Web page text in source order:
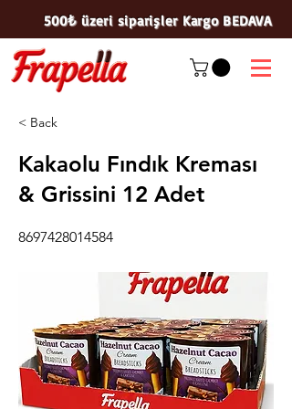
500₺ üzeri siparişler Kargo BEDAVA
< Back
Kakaolu Fındık Kreması
& Grissini 12 Adet
8697428014584